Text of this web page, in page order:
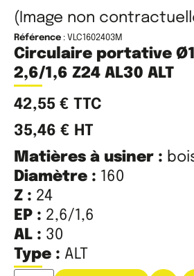
(Image non
Référence : VLC1602403M
Circulaire portative
2,6/1,6 Z24 AL30 ALT
42,55 € TTC
35,46 € HT
Matières à usiner :
Diamètre : 160
Z : 24
EP : 2,6/1,6
AL : 30
Type : ALT